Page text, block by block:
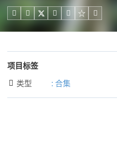
    
项目标签
 类型 : 合集